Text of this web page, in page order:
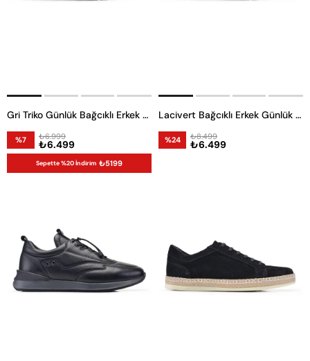
Gri Triko Günlük Bağcıklı Erkek Günlük Ayakkabı
%7 ₺6.499
₺6.999
Sepette %20 İndirim ₺5199
Lacivert Bağcıklı Erkek Günlük Ayakkabı
%24 ₺6.499
₺8.499